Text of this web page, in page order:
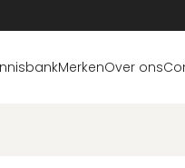
MerkenOver ons